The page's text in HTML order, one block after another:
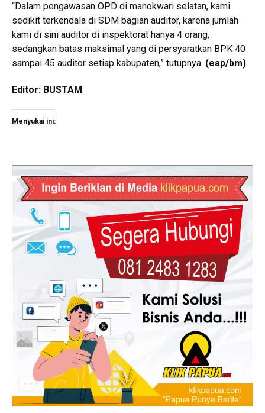
“Dalam pengawasan OPD di manokwari selatan, kami
sedikit terkendala di SDM bagian auditor, karena jumlah
kami di sini auditor di inspektorat hanya 4 orang,
sedangkan batas maksimal yang di persyaratkan BPK 40
sampai 45 auditor setiap kabupaten,” tutupnya. (eap/bm)
Editor: BUSTAM
Menyukai ini: